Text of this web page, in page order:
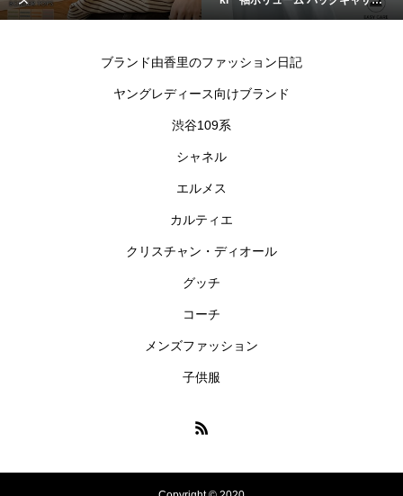
シャツ
ブランド由香里のファッション日記
ヤングレディース向けブランド
渋谷109系
シャネル
エルメス
カルティエ
クリスチャン・ディオール
グッチ
コーチ
メンズファッション
子供服